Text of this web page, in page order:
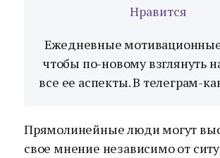
Нравится
Ежедневные
чтобы по-новому взглянуть
все ее аспекты. В телеграм-
Прямолинейные люди могут
свое мнение независимо от